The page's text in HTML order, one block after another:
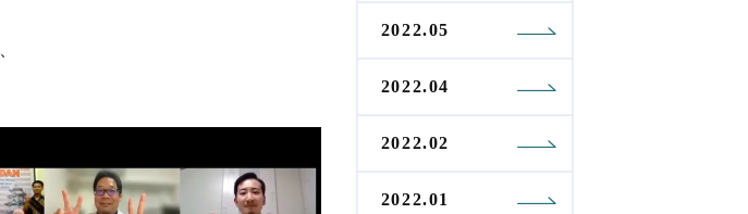
2022.05
2022.04
2022.02
2022.01